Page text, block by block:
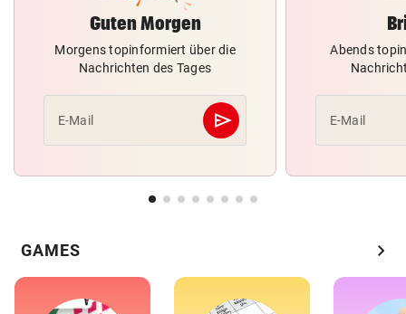
Guten Morgen
Morgens topinformiert über die
Nachrichten des Tages
E-Mail send
Abschicken
Abends
E-Mail
GAMES chevron_right